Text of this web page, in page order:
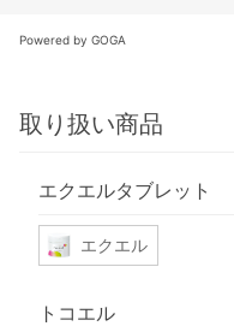
Powered by GOGA
取り扱い商品
エクエルタブレット
エクエル
トコエル